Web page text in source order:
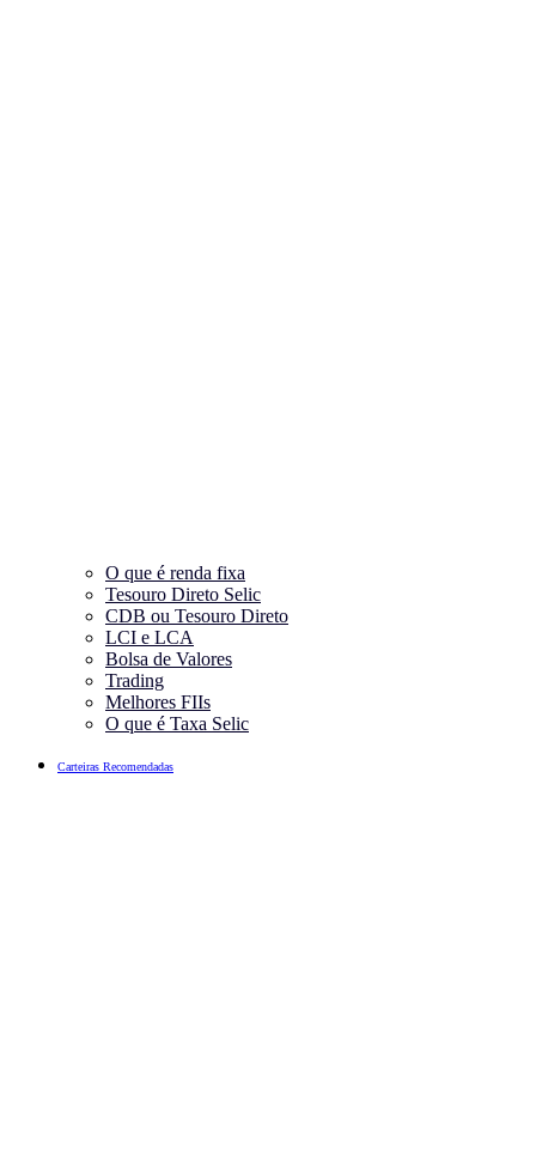
O que é renda fixa
Tesouro Direto Selic
CDB ou Tesouro Direto
LCI e LCA
Bolsa de Valores
Trading
Melhores FIIs
O que é Taxa Selic
Carteiras Recomendadas